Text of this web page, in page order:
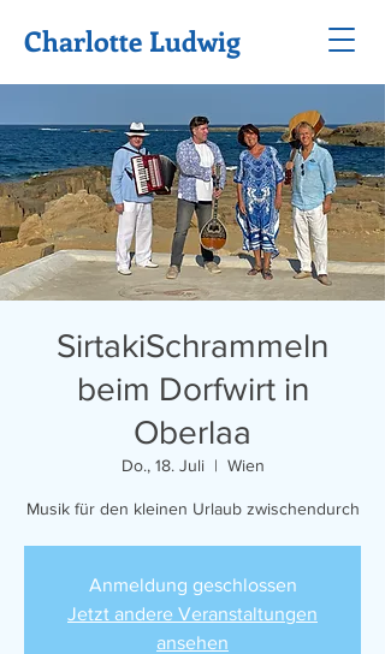
Charlotte Ludwig
SirtakiSchrammeln
beim Dorfwirt in
Oberlaa
Do., 18. Juli
  |
Wien
Musik für den kleinen Urlaub zwischendurch
Anmeldung geschlossen
Jetzt andere Veranstaltungen
ansehen